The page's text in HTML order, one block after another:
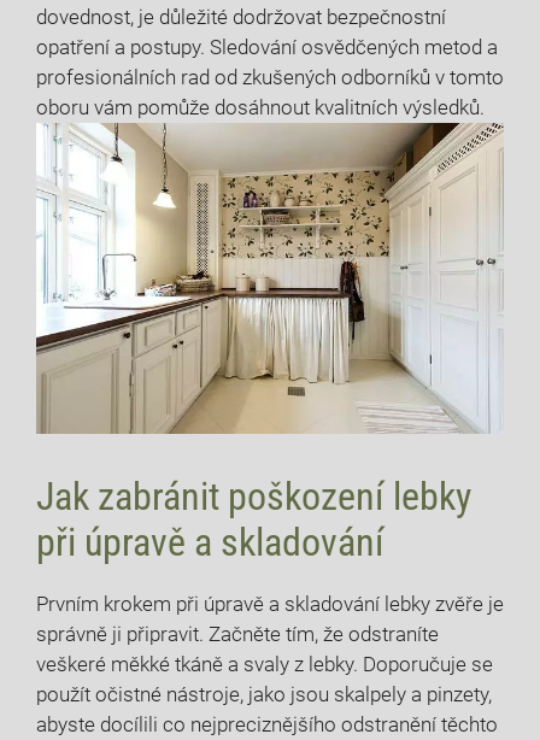
dovednost, je důležité dodržovat bezpečnostní
opatření a postupy. Sledování osvědčených metod a
profesionálních rad od zkušených odborníků v tomto
oboru vám pomůže dosáhnout kvalitních výsledků.
Jak zabránit poškození lebky
při úpravě a skladování
Prvním krokem při úpravě a skladování lebky zvěře je
správně ji připravit. Začněte tím, že odstraníte
veškeré měkké tkáně a svaly z lebky. Doporučuje se
použít očistné nástroje, jako jsou skalpely a pinzety,
abyste docílili co nejpreciznějšího odstranění těchto